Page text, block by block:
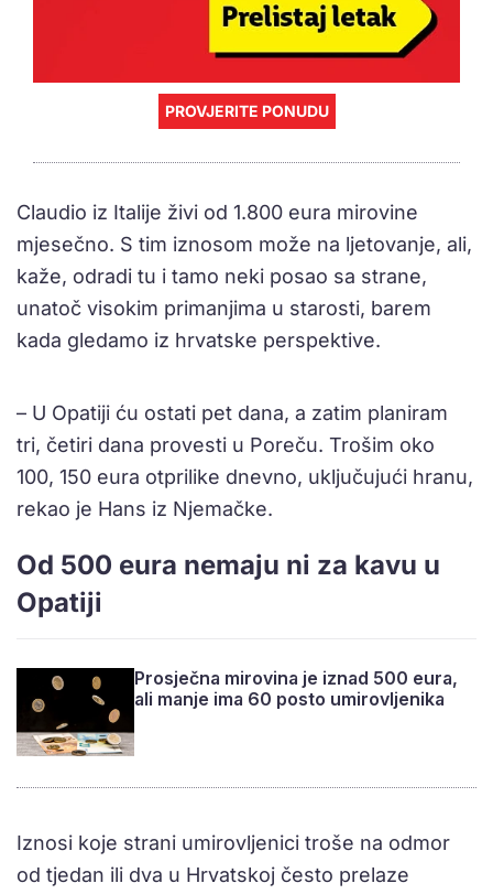
PROVJERITE PONUDU
Claudio iz Italije živi od 1.800 eura mirovine
mjesečno. S tim iznosom može na ljetovanje, ali,
kaže, odradi tu i tamo neki posao sa strane,
unatoč visokim primanjima u starosti, barem
kada gledamo iz hrvatske perspektive.
– U Opatiji ću ostati pet dana, a zatim planiram
tri, četiri dana provesti u Poreču. Trošim oko
100, 150 eura otprilike dnevno, uključujući hranu,
rekao je Hans iz Njemačke.
Od 500 eura nemaju ni za kavu u
Opatiji
Prosječna mirovina je iznad 500 eura,
ali manje ima 60 posto umirovljenika
Iznosi koje strani umirovljenici troše na odmor
od tjedan ili dva u Hrvatskoj često prelaze